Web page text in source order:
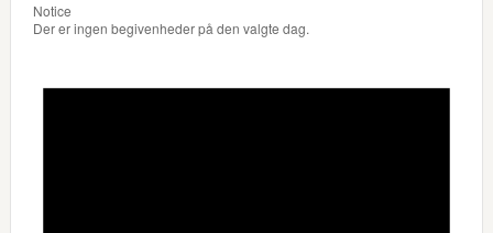
Notice
Der er ingen begivenheder på den valgte dag.